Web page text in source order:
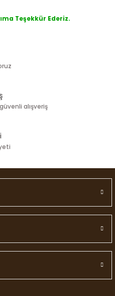
Teşekkür Ederiz.
alışveriş